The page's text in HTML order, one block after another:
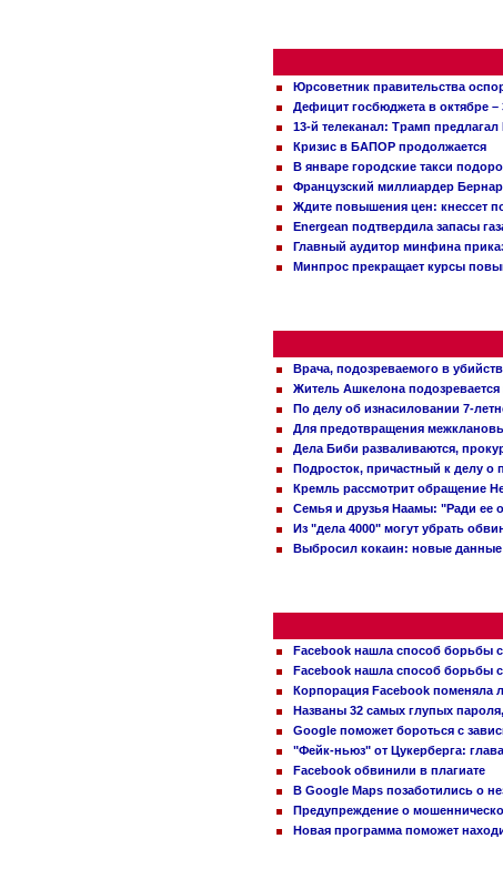
Юрсоветник правительства
Дефицит госбюджета в октябре –
13-й телеканал: Трамп
Кризис в БАПОР продолжается
В январе городские такси
Французский миллиардер
Ждите повышения цен: кнессет
Energean подтвердила запасы
Главный аудитор минфина
Минпрос прекращает курсы
Врача, подозреваемого в
Житель Ашкелона подозревается
По делу об изнасиловании 7-
Для предотвращения
Дела Биби разваливаются,
Подросток, причастный к делу о
Кремль рассмотрит обращение
Семья и друзья Наамы: "Ради ее
Из "дела 4000" могут убрать
Выбросил кокаин: новые
Facebook нашла способ борьбы
Facebook нашла способ борьбы
Корпорация Facebook поменяла
Названы 32 самых глупых
Google поможет бороться с
"Фейк-ньюз" от Цукерберга:
Facebook обвинили в плагиате
В Google Maps позаботились о
Предупреждение о
Новая программа поможет